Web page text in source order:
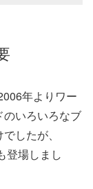
年よりワー
いろいろなブ
したが、
登場しまし